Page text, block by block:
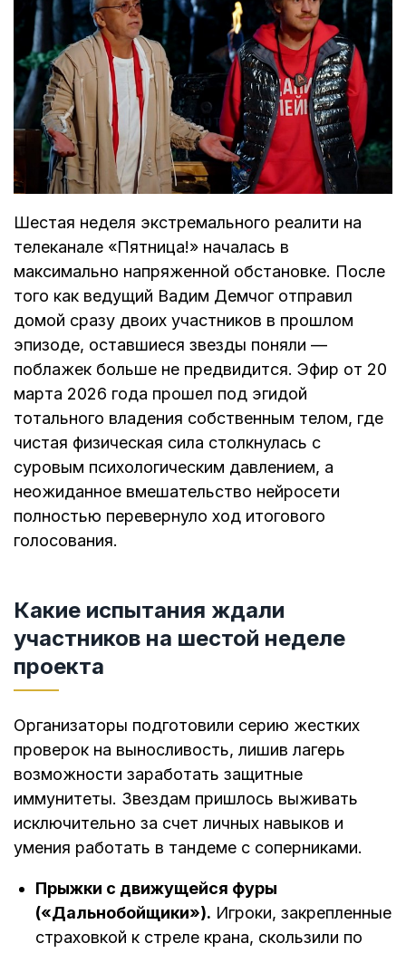
Шестая неделя экстремального реалити на
телеканале «Пятница!» началась в
максимально напряженной обстановке. После
того как ведущий Вадим Демчог отправил
домой сразу двоих участников в прошлом
эпизоде, оставшиеся звезды поняли —
поблажек больше не предвидится. Эфир от 20
марта 2026 года прошел под эгидой
тотального владения собственным телом, где
чистая физическая сила столкнулась с
суровым психологическим давлением, а
неожиданное вмешательство нейросети
полностью перевернуло ход итогового
голосования.
Какие испытания ждали
участников на шестой неделе
проекта
Организаторы подготовили серию жестких
проверок на выносливость, лишив лагерь
возможности заработать защитные
иммунитеты. Звездам пришлось выживать
исключительно за счет личных навыков и
умения работать в тандеме с соперниками.
Прыжки с движущейся фуры
(«Дальнобойщики»). Игроки, закрепленные
страховкой к стреле крана, скользили по